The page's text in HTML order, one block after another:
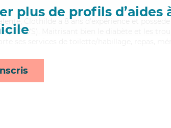
plus de profils d’aides
Clothilde a 8 ans d'expérience et possède
(DEAVS). Maitrisant bien le diabète et les